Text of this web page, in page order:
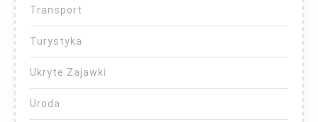
Transport
Turystyka
Ukryte Zajawki
Uroda